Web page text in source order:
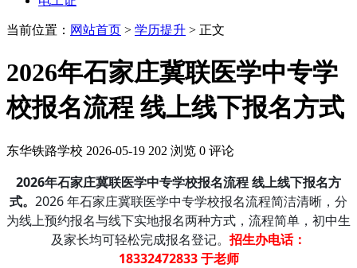
当前位置： 网站首页 > 学历提升 > 正文
2026年石家庄冀联医学中专学
校报名流程 线上线下报名方式
东华铁路学校 2026-05-19 202 浏览 0 评论
2026年石家庄冀联医学中专学校报名流程 线上线下报名方
式。 2026 年石家庄冀联医学中专学校报名流程简洁清晰，分
为线上预约报名与线下实地报名两种方式，流程简单，初中生
及家长均可轻松完成报名登记。 招生办电话：
18332472833 于老师